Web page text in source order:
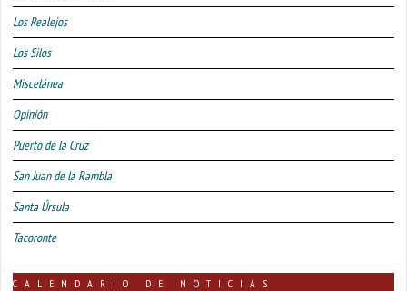
Los Realejos
Los Silos
Miscelánea
Opinión
Puerto de la Cruz
San Juan de la Rambla
Santa Úrsula
Tacoronte
CALENDARIO DE NOTICIAS